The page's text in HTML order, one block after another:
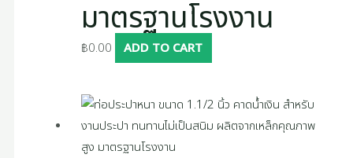
มาตรฐานโรงงาน
฿0.00 ADD TO CART